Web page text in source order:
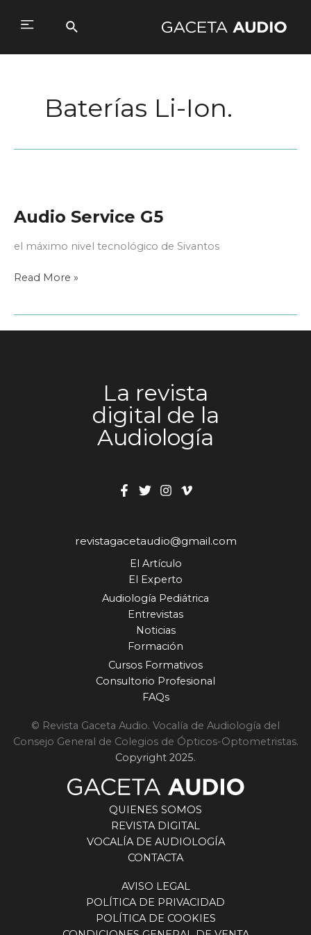
Buscar
Baterías Li-Ion.
Audio Service G5
el máximo nivel tecnológico de Sivantos
Audio
Read More »
La revista
digital de la
Audiología
revistagacetaudio@gmail.com
El Artículo
El Experto
Audiología Pediátrica
Entrevistas
Noticias
Formación
Cursos Formativos
Consultorio Profesional
FAQs
© Revista Gaceta Audio. Vocalía de Audiología del
Consejo General de Colegios de Ópticos-Optometristas.
Copyright 2025.
QUIENES SOMOS
REVISTA DIGITAL
VOCALÍA DE AUDIOLOGÍA
CONTACTA
AVISO LEGAL
POLÍTICA DE PRIVACIDAD
POLÍTICA DE COOKIES